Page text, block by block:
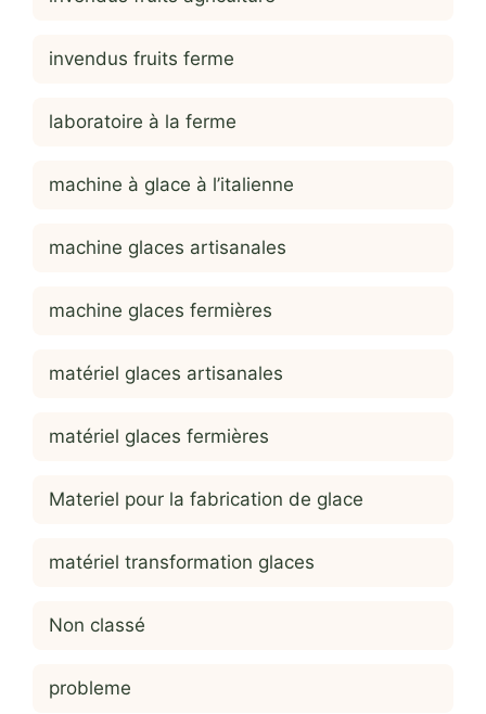
invendus fruits ferme
laboratoire à la ferme
machine à glace à l’italienne
machine glaces artisanales
machine glaces fermières
matériel glaces artisanales
matériel glaces fermières
Materiel pour la fabrication de glace
matériel transformation glaces
Non classé
probleme